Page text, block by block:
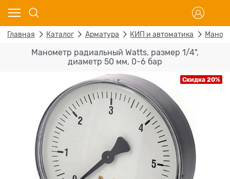
Главная Каталог Арматура КИП и автоматика
Манометр радиальный Watts, размер 1/4",
диаметр 50 мм, 0-6 бар
Скидка 20%